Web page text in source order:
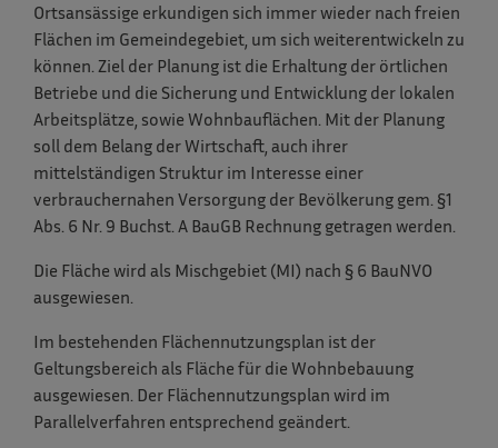
Ortsansässige erkundigen sich immer wieder nach freien
Flächen im Gemeindegebiet, um sich weiterentwickeln zu
können. Ziel der Planung ist die Erhaltung der örtlichen
Betriebe und die Sicherung und Entwicklung der lokalen
Arbeitsplätze, sowie Wohnbauflächen. Mit der Planung
soll dem Belang der Wirtschaft, auch ihrer
mittelständigen Struktur im Interesse einer
verbrauchernahen Versorgung der Bevölkerung gem. §1
Abs. 6 Nr. 9 Buchst. A BauGB Rechnung getragen werden.
Die Fläche wird als Mischgebiet (MI) nach § 6 BauNVO
ausgewiesen.
Im bestehenden Flächennutzungsplan ist der
Geltungsbereich als Fläche für die Wohnbebauung
ausgewiesen. Der Flächennutzungsplan wird im
Parallelverfahren entsprechend geändert.